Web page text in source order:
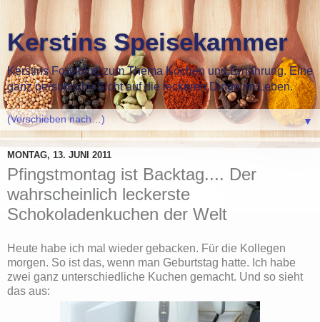
Kerstins Speisekammer
Kerstins Foodblog zum Thema Kochen und Ernährung. Eine
ganz persönliche Sicht auf die leckeren Dinge im Leben.
▼
MONTAG, 13. JUNI 2011
Pfingstmontag ist Backtag.... Der
wahrscheinlich leckerste
Schokoladenkuchen der Welt
Heute habe ich mal wieder gebacken. Für die Kollegen
morgen. So ist das, wenn man Geburtstag hatte. Ich habe
zwei ganz unterschiedliche Kuchen gemacht. Und so sieht
das aus: